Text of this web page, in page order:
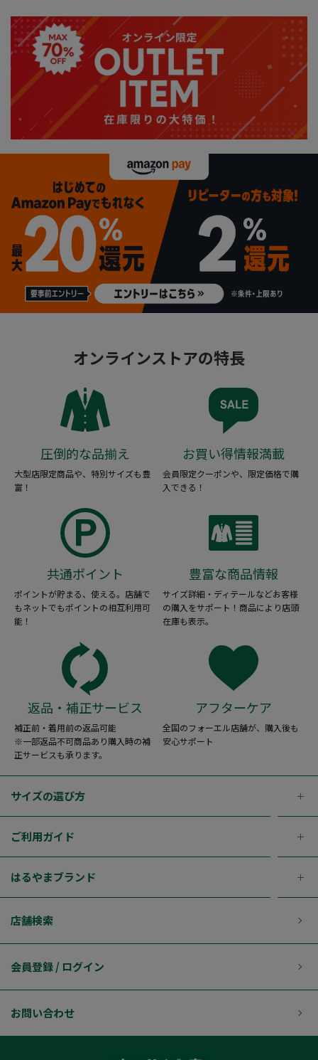
オンラインストアの特長
圧倒的な品揃え
大型店限定商品や、特別サイズも豊
富！
お買い得情報満載
会員限定クーポンや、限定価格で購
入できる！
共通ポイント
ポイントが貯まる、使える。店舗で
もネットでもポイントの相互利用可
能！
豊富な商品情報
サイズ詳細・ディテールなどお客様
の購入をサポート！商品により店頭
在庫も表示。
返品・補正サービス
補正前・着用前の返品可能
※一部返品不可商品あり購入時の補
正サービスも承ります。
アフターケア
全国のフォーエル店舗が、購入後も
安心サポート
サイズの選び方
ご利用ガイド
はるやまブランド
店舗検索
会員登録 / ログイン
お問い合わせ